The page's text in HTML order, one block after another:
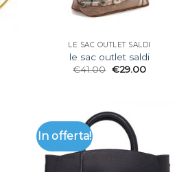
LE SAC OUTLET SALDI
le sac outlet saldi
€41.00 €29.00
In offerta!